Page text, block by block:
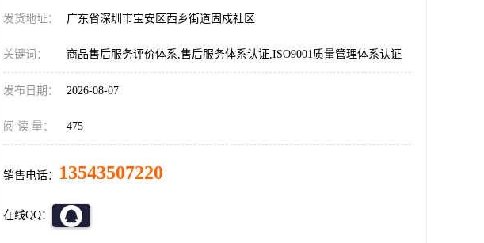
发货地址： 广东省深圳市宝安区西乡街道固戍社区
关键词： 商品售后服务评价体系,售后服务体系认证,ISO9001质量管理体系认证
发布日期： 2026-08-07
阅 读 量： 475
销售电话： 13543507220
在线QQ：